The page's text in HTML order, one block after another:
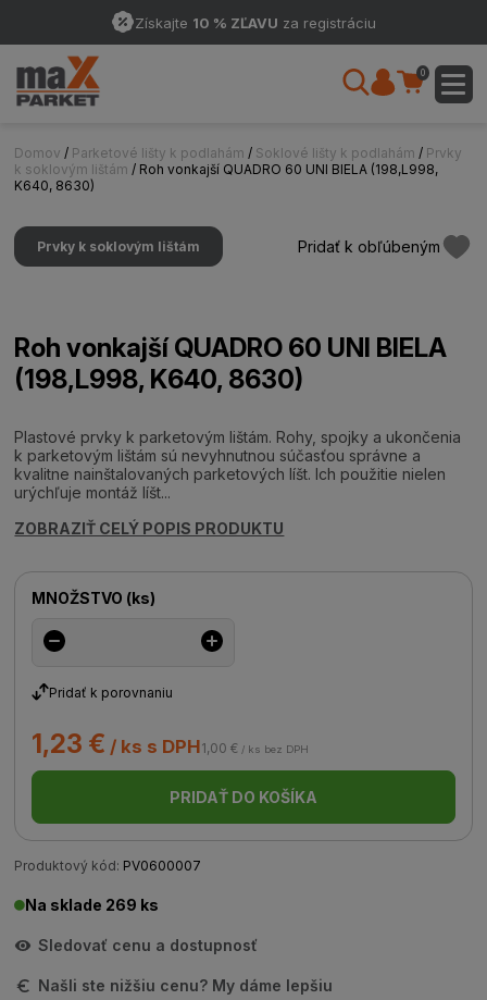
Získajte 10 % ZĽAVU za registráciu
0
Domov / Parketové lišty k podlahám / Soklové lišty k podlahám / Prvky
k soklovým lištám / Roh vonkajší QUADRO 60 UNI BIELA (198,L998,
K640, 8630)
Prvky k soklovým lištám Pridať k obľúbeným
Roh vonkajší QUADRO 60 UNI BIELA
(198,L998, K640, 8630)
Plastové prvky k parketovým lištám. Rohy, spojky a ukončenia
k parketovým lištám sú nevyhnutnou súčasťou správne a
kvalitne nainštalovaných parketových líšt. Ich použitie nielen
urýchľuje montáž líšt...
ZOBRAZIŤ CELÝ POPIS PRODUKTU
MNOŽSTVO (ks)
Pridať k porovnaniu
1,23 € / ks s DPH1,00 € / ks bez DPH
PRIDAŤ DO KOŠÍKA
Produktový kód: PV0600007
Na sklade 269 ks
Sledovať cenu a dostupnosť
Našli ste nižšiu cenu? My dáme lepšiu